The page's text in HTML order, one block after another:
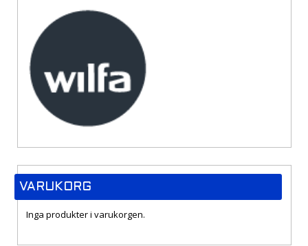
VARUKORG
Inga produkter i varukorgen.